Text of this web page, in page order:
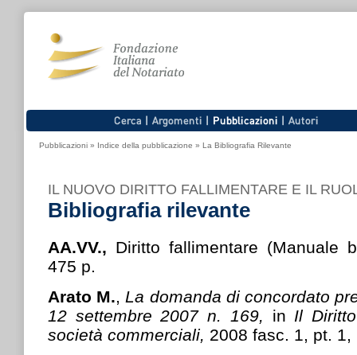
Pubblicazioni » Indice della pubblicazione » La Bibliografia Rilevante
IL NUOVO DIRITTO FALLIMENTARE E IL
Bibliografia rilevante
AA.VV., Diritto fallimentare (Manuale
475 p.
Arato M., La domanda di concordato
12 settembre 2007 n. 169, in Il
società commerciali, 2008 fasc. 1, pt. 1,